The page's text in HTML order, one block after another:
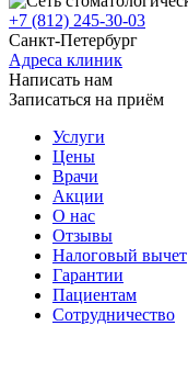
+7 (812) 245-30-03
Санкт-Петербург
Адреса клиник
Написать нам
Записаться на приём
Услуги
Цены
Врачи
Акции
О нас
Отзывы
Налоговый вычет
Гарантии
Пациентам
Сотрудничество